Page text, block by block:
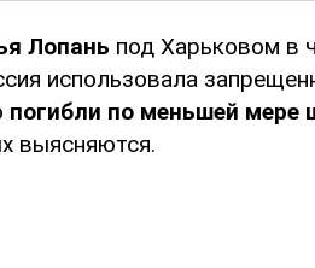
Лопань под Харьковом в
использовала
погибли по меньшей мере
выясняются.